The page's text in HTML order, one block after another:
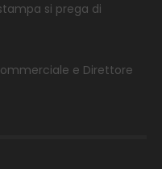
si prega di
e Direttore